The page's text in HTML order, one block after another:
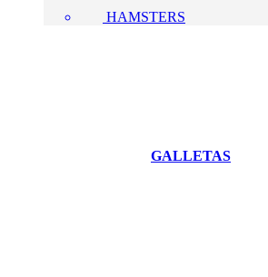
HAMSTERS
GALLETAS